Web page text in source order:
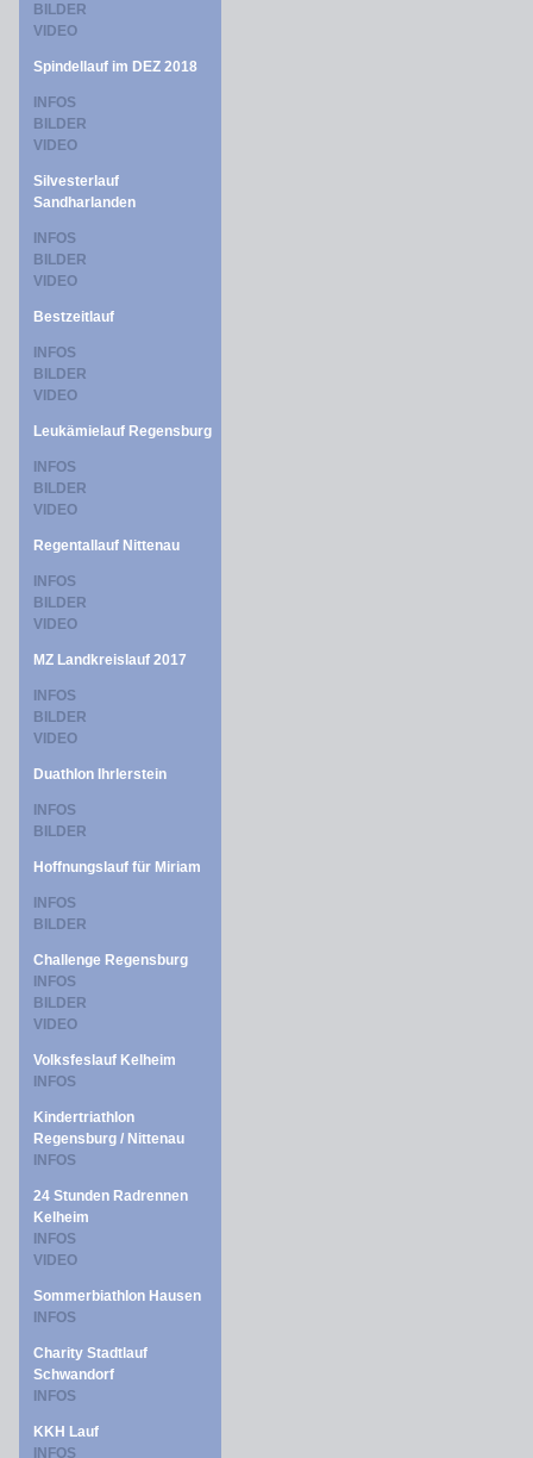
BILDER
VIDEO
Spindellauf im DEZ 2018
INFOS
BILDER
VIDEO
Silvesterlauf
Sandharlanden
INFOS
BILDER
VIDEO
Bestzeitlauf
INFOS
BILDER
VIDEO
Leukämielauf Regensburg
INFOS
BILDER
VIDEO
Regentallauf Nittenau
INFOS
BILDER
VIDEO
MZ Landkreislauf 2017
INFOS
BILDER
VIDEO
Duathlon Ihrlerstein
INFOS
BILDER
Hoffnungslauf für Miriam
INFOS
BILDER
Challenge Regensburg
INFOS
BILDER
VIDEO
Volksfeslauf Kelheim
INFOS
Kindertriathlon
Regensburg / Nittenau
INFOS
24 Stunden Radrennen
Kelheim
INFOS
VIDEO
Sommerbiathlon Hausen
INFOS
Charity Stadtlauf
Schwandorf
INFOS
KKH Lauf
INFOS